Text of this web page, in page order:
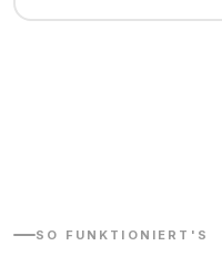
SO FUNKTIONIERT'S